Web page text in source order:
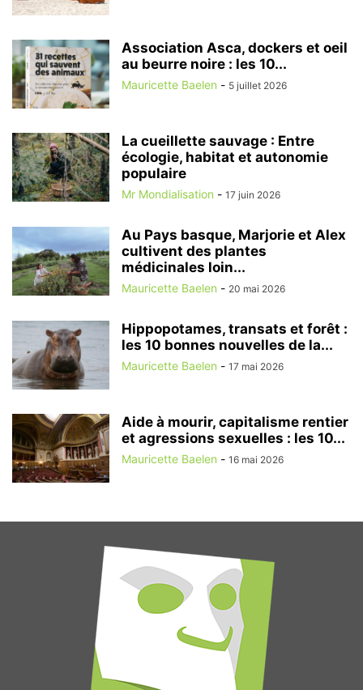
Association Asca, dockers et oeil
au beurre noire : les 10...
Mauricette Baelen - 5 juillet 2026
La cueillette sauvage : Entre
écologie, habitat et autonomie
populaire
Mr Mondialisation - 17 juin 2026
Au Pays basque, Marjorie et Alex
cultivent des plantes
médicinales loin...
Mauricette Baelen - 20 mai 2026
Hippopotames, transats et forêt :
les 10 bonnes nouvelles de la...
Mauricette Baelen - 17 mai 2026
Aide à mourir, capitalisme rentier
et agressions sexuelles : les 10...
Mauricette Baelen - 16 mai 2026